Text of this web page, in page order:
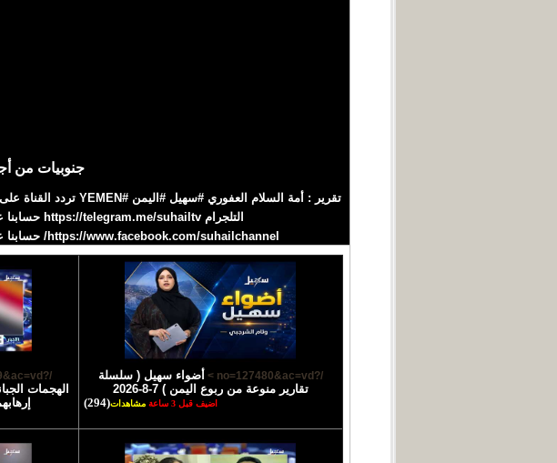
جنوبيات من
https://www.facebook.com/suhailchannel/ حسابنا على الانستغرام https://www.instagram.com/suhail.channel/ قناة_سهيل# ‪
/?no=127480&ac=vd >
أضواء سهيل ( سلسلة
تقارير منوعة من ربوع اليمن ) 7-8-2026
اضيف قبل 3 ساعة مشاهدات(294)
/?no=127479&ac=vd >
الهجمات